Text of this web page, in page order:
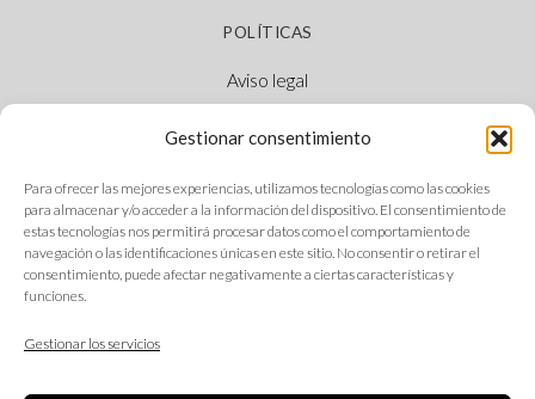
Gestionar consentimiento
Para ofrecer las mejores experiencias, utilizamos tecnologías como las cookies
para almacenar y/o acceder a la información del dispositivo. El consentimiento de
estas tecnologías nos permitirá procesar datos como el comportamiento de
navegación o las identificaciones únicas en este sitio. No consentir o retirar el
consentimiento, puede afectar negativamente a ciertas características y
funciones.
Gestionar los servicios
POLÍTICAS
Aviso legal
Canal Ético